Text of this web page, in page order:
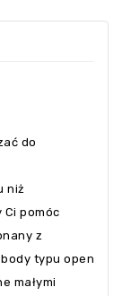
do
niż
pomóc
z
typu open
małymi